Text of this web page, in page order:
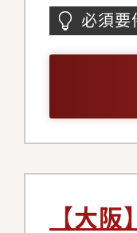
必須要
【大